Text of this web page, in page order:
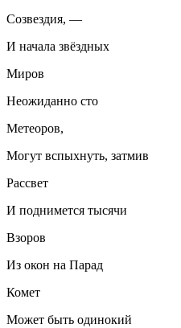
Созвездия, —
И начала звёздных
Миров
Неожиданно сто
Метеоров,
Могут вспыхнуть, затмив
Рассвет
И поднимется тысячи
Взоров
Из окон на Парад
Комет
Может быть одинокий